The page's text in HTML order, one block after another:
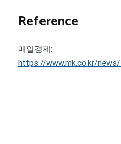
Reference
매일경제:
https://www.mk.co.kr/